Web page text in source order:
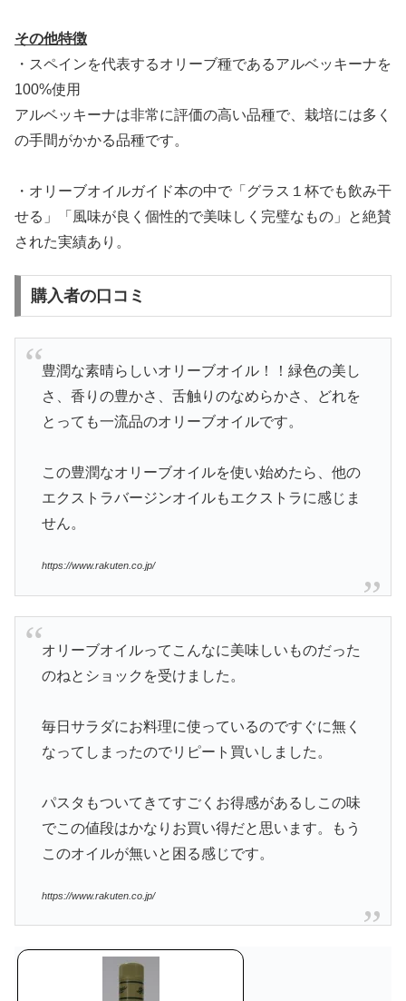
その他特徴
・スペインを代表するオリーブ種であるアルベッキーナを
100%使用
アルベッキーナは非常に評価の高い品種で、栽培には多く
の手間がかかる品種です。
・オリーブオイルガイド本の中で「グラス１杯でも飲み干
せる」「風味が良く個性的で美味しく完璧なもの」と絶賛
された実績あり。
購入者の口コミ
豊潤な素晴らしいオリーブオイル！！緑色の美し
さ、香りの豊かさ、舌触りのなめらかさ、どれを
とっても一流品のオリーブオイルです。
この豊潤なオリーブオイルを使い始めたら、他の
エクストラバージンオイルもエクストラに感じま
せん。
https://www.rakuten.co.jp/
オリーブオイルってこんなに美味しいものだった
のねとショックを受けました。
毎日サラダにお料理に使っているのですぐに無く
なってしまったのでリピート買いしました。
パスタもついてきてすごくお得感があるしこの味
でこの値段はかなりお買い得だと思います。もう
このオイルが無いと困る感じです。
https://www.rakuten.co.jp/